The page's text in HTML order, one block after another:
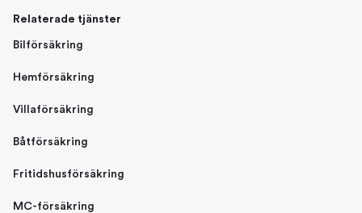
Relaterade tjänster
Bilförsäkring
Hemförsäkring
Villaförsäkring
Båtförsäkring
Fritidshusförsäkring
MC-försäkring